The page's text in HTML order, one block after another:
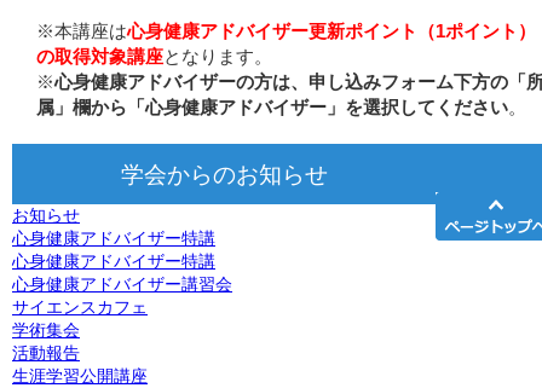
※本講座は心身健康アドバイザー更新ポイント（1ポイント）
の取得対象講座となります。
※心身健康アドバイザーの方は、申し込みフォーム下方の「
属」欄から「心身健康アドバイザー」を選択してください。
学会からのお知らせ
お知らせ
心身健康アドバイザー特講
心身健康アドバイザー特講
心身健康アドバイザー講習会
サイエンスカフェ
学術集会
活動報告
生涯学習公開講座